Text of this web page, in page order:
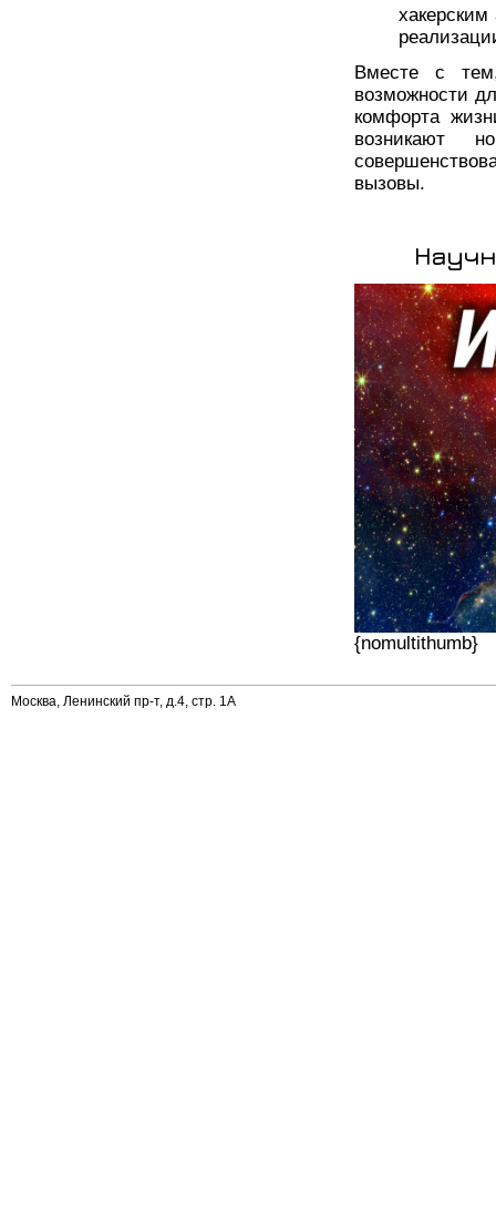
Вместе с
возможности
комфорта
возникают
вызовы.
{nomultithumb}
Москва, Ленинский пр-т, д.4, стр. 1А